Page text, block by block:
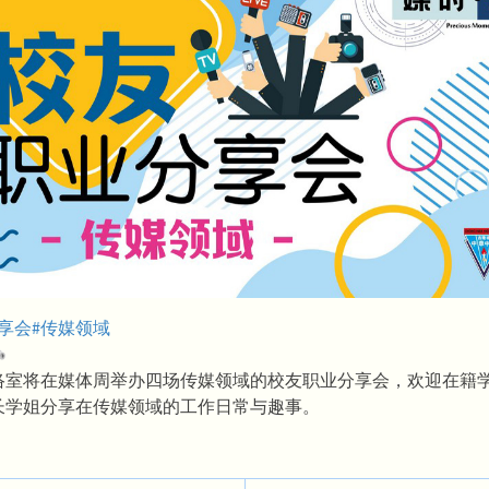
会#传媒领域
将在媒体周举办四场传媒领域的校友职业分享会，欢迎在籍
姐分享在传媒领域的工作日常与趣事。